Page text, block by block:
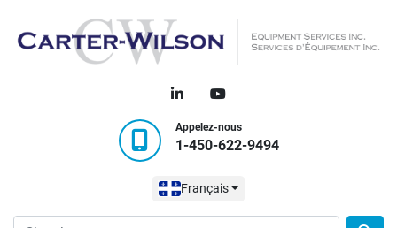
linkedinyoutube
Appelez-nous
1-450-622-9494
Français